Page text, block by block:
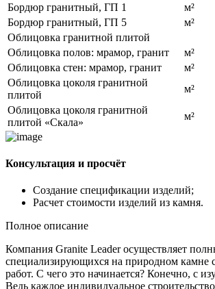
Бордюр гранитный, ГП 1
м²
Бордюр гранитный, ГП 5
м²
Облицовка гранитной плитой
Облицовка полов: мрамор, гранит
м²
Облицовка стен: мрамор, гранит
м²
Облицовка цоколя гранитной
плитой
м²
Облицовка цоколя гранитной
плитой «Скала»
м²
Консультация и просчёт
Создание спецификации изделий;
Расчет стоимости изделий из камня.
Полное описание
Компания Granite Leader осуществляет
специализирующихся на природном камне
работ. С чего это начинается? Конечно, с
Ведь каждое индивидуальное